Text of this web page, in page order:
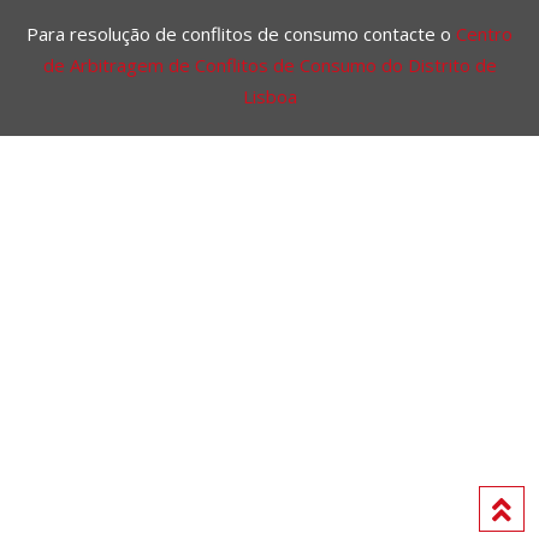
Para resolução de conflitos de consumo contacte o Centro
de Arbitragem de Conflitos de Consumo do Distrito de
Lisboa